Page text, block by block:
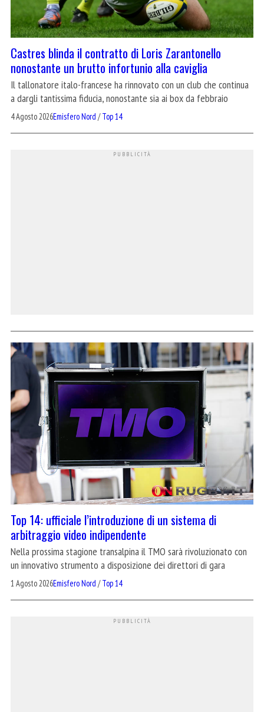
Castres blinda il contratto di Loris Zarantonello
nonostante un brutto infortunio alla caviglia
Il tallonatore italo-francese ha rinnovato con un club che continua
a dargli tantissima fiducia, nonostante sia ai box da febbraio
4 Agosto 2026Emisfero Nord /Top 14
Top 14: ufficiale l’introduzione di un sistema di
arbitraggio video indipendente
Nella prossima stagione transalpina il TMO sarà rivoluzionato con
un innovativo strumento a disposizione dei direttori di gara
1 Agosto 2026Emisfero Nord /Top 14